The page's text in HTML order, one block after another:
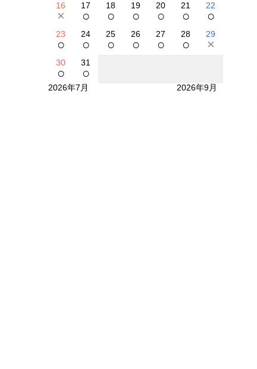
16
×
17
○
18
○
19
○
20
○
21
○
22
○
23
○
24
○
25
○
26
○
27
○
28
○
29
×
30
○
31
○
2026年7月 2026年9月